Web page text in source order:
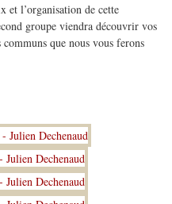
l’organisation de cette
groupe viendra découvrir vos
que nous vous ferons